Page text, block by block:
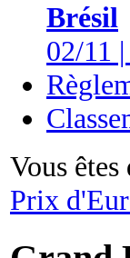
Brésil
02/11
Vous êtes
Prix